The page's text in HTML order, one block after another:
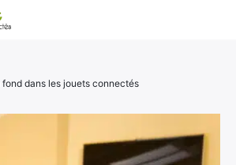
dans les jouets connectés